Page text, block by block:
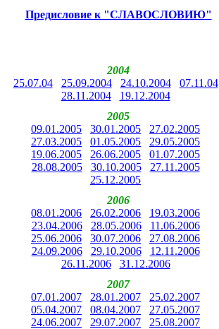
Предисловие к "СЛАВОСЛОВИЮ"
2004
25.07.04
25.09.2004 24.10.2004
07.11.04
28.11.2004
19.12.2004
2005
09.01.2005
30.01.2005
27.02.2005
27.03.2005
01.05.2005
29.05.2005
19.06.2005
26.06.2005
01.07.2005
28.08.2005
30.10.2005
27.11.2005
25.12.2005
2006
08.01.2006
26.02.2006
19.03.2006
23.04.2006
28.05.2006
11.06.2006
25.06.2006
30.07.2006
27.08.2006
24.09.2006
29.10.2006
12.11.2006
26.11.2006
31.12.2006
2007
07.01.2007
28.01.2007
25.02.2007
05.04.2007
08.04.2007
27.05.2007
24.06.2007
29.07.2007
25.08.2007